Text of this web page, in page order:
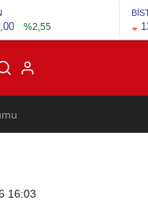
%2,55
16:03